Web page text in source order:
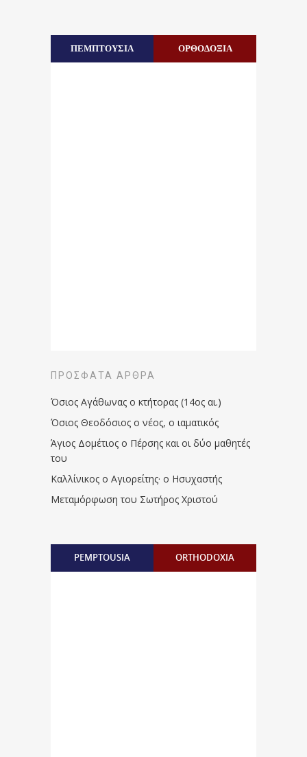
ΠΕΜΠΤΟΥΣΙΑ ΟΡΘΟΔΟΞΙΑ
ΠΡΌΣΦΑΤΑ ΆΡΘΡΑ
Όσιος Αγάθωνας ο κτήτορας (14ος αι.)
Όσιος Θεοδόσιος ο νέος, ο ιαματικός
Άγιος Δομέτιος ο Πέρσης και οι δύο μαθητές
του
Καλλίνικος ο Αγιορείτης · ο Ησυχαστής
Μεταμόρφωση του Σωτήρος Χριστού
PEMPTOUSIA ORTHODOXIA